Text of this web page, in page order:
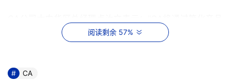
采购的程序，来优化行业内的业务模式。特别是中型市场用
阅读剩余 57%
CA